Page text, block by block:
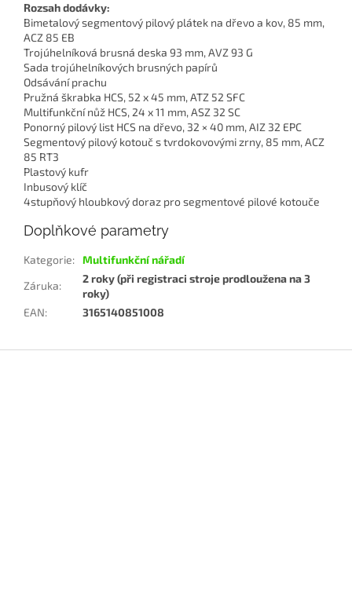
Rozsah dodávky:
Bimetalový segmentový pilový plátek na dřevo a kov, 85 mm,
ACZ 85 EB
Trojúhelníková brusná deska 93 mm, AVZ 93 G
Sada trojúhelníkových brusných papírů
Odsávání prachu
Pružná škrabka HCS, 52 x 45 mm, ATZ 52 SFC
Multifunkční nůž HCS, 24 x 11 mm, ASZ 32 SC
Ponorný pilový list HCS na dřevo, 32 × 40 mm, AIZ 32 EPC
Segmentový pilový kotouč s tvrdokovovými zrny, 85 mm, ACZ
85 RT3
Plastový kufr
Inbusový klíč
4stupňový hloubkový doraz pro segmentové pilové kotouče
Doplňkové parametry
Kategorie: Multifunkční nářadí
Záruka:
2 roky (při registraci stroje prodloužena na 3
roky)
EAN: 3165140851008